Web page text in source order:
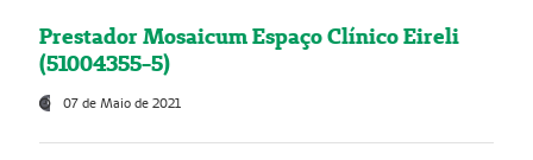
Prestador Mosaicum Espaço Clínico Eireli
(51004355-5)
07 de Maio de 2021